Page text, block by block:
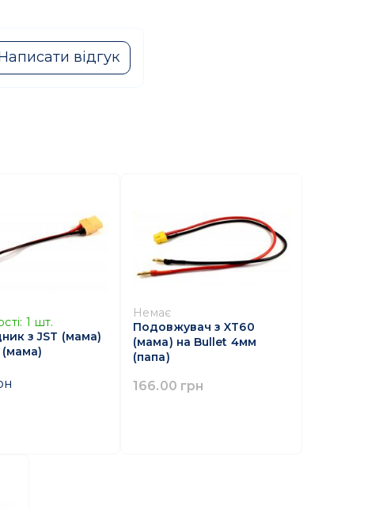
відгук
1 шт.
з JST (мама)
(мама)
Немає
Подовжувач з XT60
(мама) на Bullet 4мм
(папа)
166.00 грн